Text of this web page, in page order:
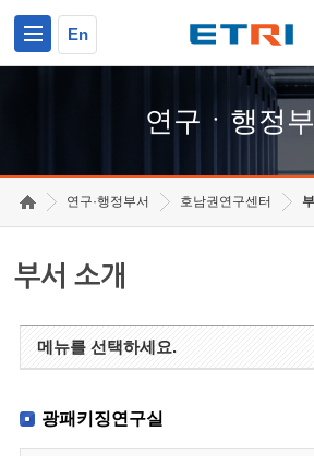
En
연구ㆍ행정
연구·행정부서 호남권연구센터
부서 소개
메뉴를 선택하세요.
광패키징연구실